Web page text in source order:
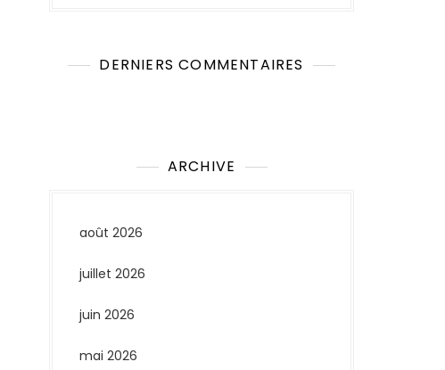
DERNIERS COMMENTAIRES
ARCHIVE
août 2026
juillet 2026
juin 2026
mai 2026